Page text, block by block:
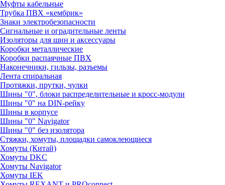
Муфты кабельные
Трубка ПВХ «кембрик»
Знаки электробезопасности
Сигнальные и оградительные ленты
Изоляторы для шин и аксессуары
Коробки металлические
Коробки распаячные ПВХ
Наконечники, гильзы, разъемы
Лента спиральная
Протяжки, прутки, чулки
Шины "0", блоки распределительные и кросс-модули
Шины "0" на DIN-рейку
Шины в корпусе
Шины "0" Navigator
Шины "0" без изолятора
Стяжки, хомуты, площадки самоклеющиеся
Хомуты (Китай)
Хомуты DKC
Хомуты Navigator
Хомуты IEK